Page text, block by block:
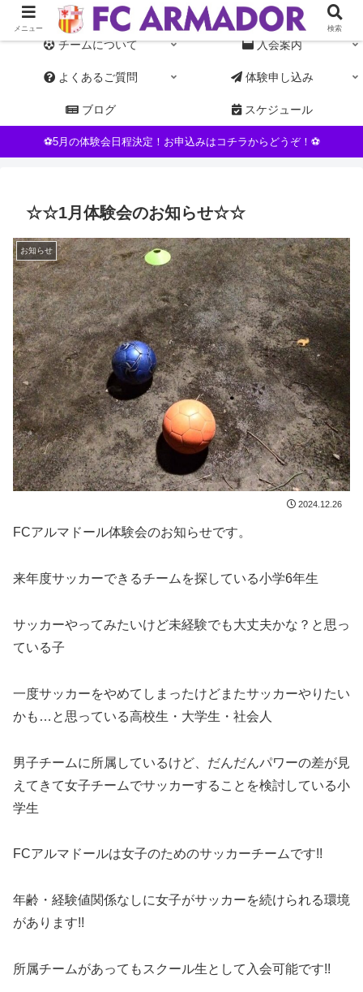
東京都杉並区NPO運営の女子サッカーチーム。初心者・未経験者歓迎
チームについて 入会案内
よくあるご質問 体験申し込み
ブログ スケジュール
⚽5月の体験会日程決定！お申込みはコチラからどうぞ！⚽
☆☆1月体験会のお知らせ☆☆
お知らせ
2024.12.26
FCアルマドール体験会のお知らせです。
来年度サッカーできるチームを探している小学6年生
サッカーやってみたいけど未経験でも大丈夫かな？と思っ
ている子
一度サッカーをやめてしまったけどまたサッカーやりたい
かも…と思っている高校生・大学生・社会人
男子チームに所属しているけど、だんだんパワーの差が見
えてきて女子チームでサッカーすることを検討している小
学生
FCアルマドールは女子のためのサッカーチームです!!
年齢・経験値関係なしに女子がサッカーを続けられる環境
があります!!
所属チームがあってもスクール生として入会可能です!!
メニュー 検索